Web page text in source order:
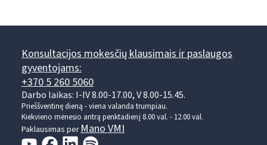
Konsultacijos mokesčių klausimais ir paslaugos
gyventojams:
+370 5 260 5060
Darbo laikas: I-IV 8.00-17.00, V 8.00-15.45.
Prieššventinę dieną - viena valanda trumpiau.
Kiekvieno mėnesio antrą penktadienį 8.00 val. - 12.00 val.
Paklausimas perMano VMI